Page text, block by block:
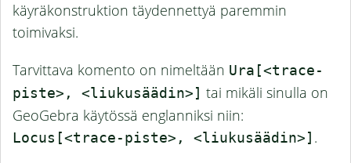
käyräkonstruktion täydennettyä paremmin
toimivaksi.
Tarvittava komento on nimeltään Ura[<trace-
piste>, <liukusäädin>] tai mikäli sinulla on
GeoGebra käytössä englanniksi niin:
Locus[<trace-piste>, <liukusäädin>] .